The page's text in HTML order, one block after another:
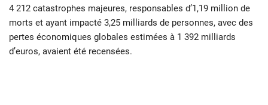
4 212 catastrophes majeures, responsables d’1,19 million de
morts et ayant impacté 3,25 milliards de personnes, avec des
pertes économiques globales estimées à 1 392 milliards
d’euros, avaient été recensées.